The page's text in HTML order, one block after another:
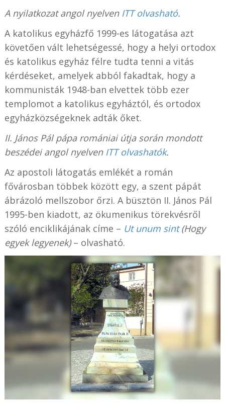
A nyilatkozat angol nyelven ITT olvasható.
A katolikus egyházfő 1999-es látogatása azt
követően vált lehetségessé, hogy a helyi ortodox
és katolikus egyház félre tudta tenni a vitás
kérdéseket, amelyek abból fakadtak, hogy a
kommunisták 1948-ban elvettek több ezer
templomot a katolikus egyháztól, és ortodox
egyházközségeknek adták őket.
II. János Pál pápa romániai útja során mondott
beszédei angol nyelven ITT olvashatók.
Az apostoli látogatás emlékét a román
fővárosban többek között egy, a szent pápát
ábrázoló mellszobor őrzi. A büsztön II. János Pál
1995-ben kiadott, az ökumenikus törekvésről
szóló enciklikájának címe – Ut unum sint(Hogy
egyek legyenek)– olvasható.